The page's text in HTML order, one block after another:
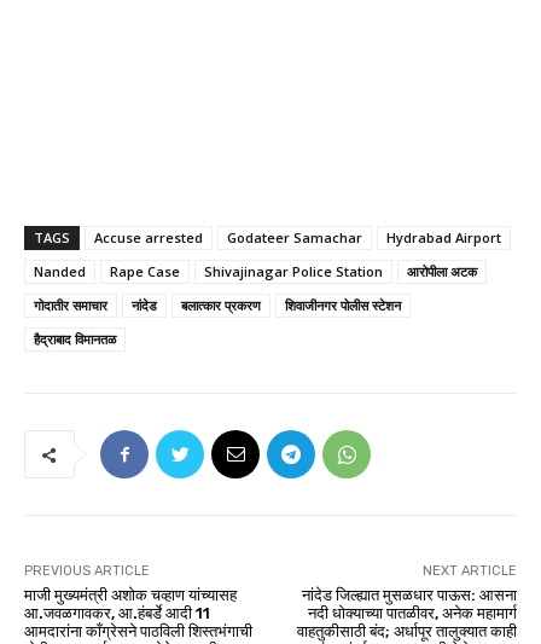
TAGS Accuse arrested Godateer Samachar
Hydrabad Airport
Nanded
Rape Case Shivajinagar Police Station
आरोपीला अटक
गोदातीर समाचार
नांदेड बलात्कार प्रकरण
शिवाजीनगर पोलीस स्टेशन
हैद्राबाद विमानतळ
PREVIOUS ARTICLE
माजी मुख्यमंत्री अशोक चव्हाण यांच्यासह
आ.जवळगावकर, आ.हंबर्डे आदी 11
आमदारांना काँग्रेसने पाठविली शिस्तभंगाची
NEXT ARTICLE
नांदेड जिल्ह्यात मुसळधार पाऊस: आसना
नदी धोक्याच्या पातळीवर, अनेक महामार्ग
वाहतुकीसाठी बंद; अर्धापूर तालुक्यात काही